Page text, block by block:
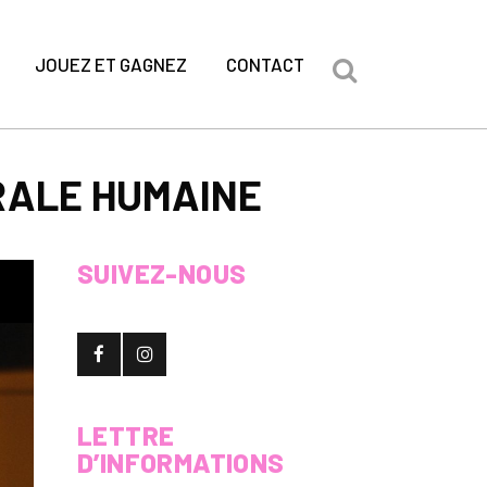
JOUEZ ET GAGNEZ CONTACT
HUMAINE
SUIVEZ-NOUS
LETTRE
D’INFORMATIONS